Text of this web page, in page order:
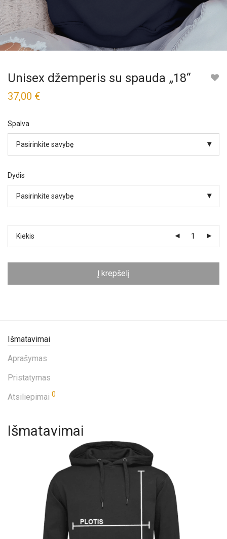
Unisex džemperis su spauda „18“
37,00 €
Spalva
Dydis
Kiekis
Į krepšelį
Išmatavimai
Aprašymas
Pristatymas
Atsiliepimai 0
Išmatavimai